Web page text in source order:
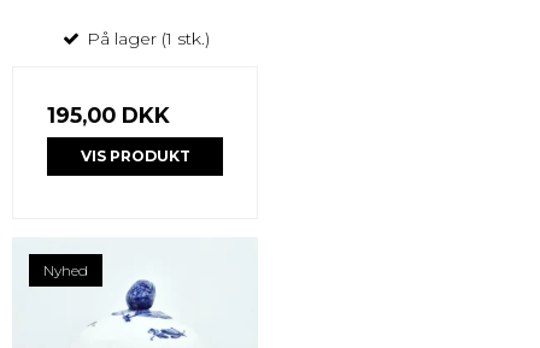
På lager (1 stk.)
195,00 DKK
VIS PRODUKT
Nyhed